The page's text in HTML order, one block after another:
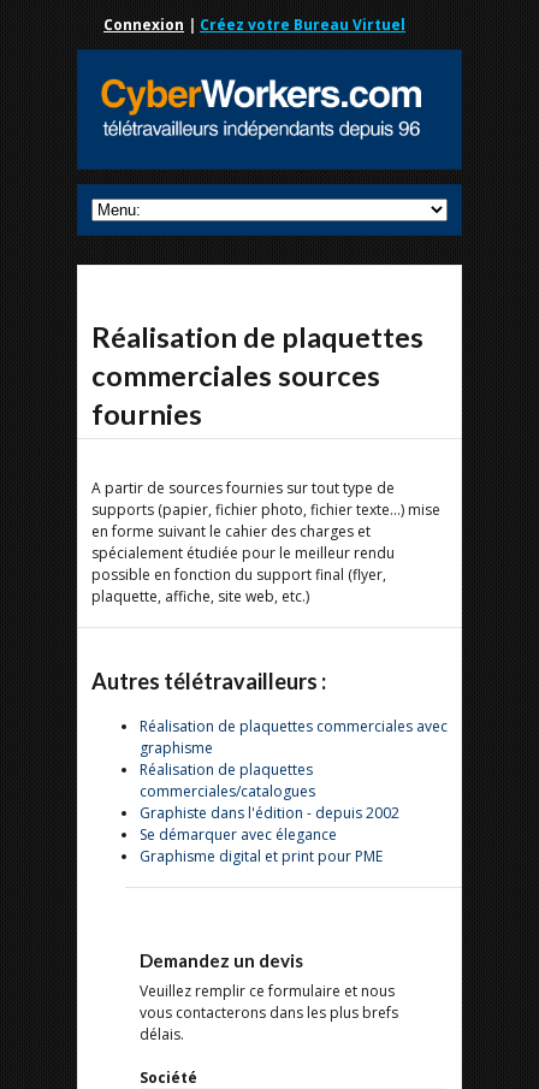
Connexion | Créez votre Bureau Virtuel
Réalisation de plaquettes
commerciales sources
fournies
A partir de sources fournies sur tout type de
supports (papier, fichier photo, fichier texte...) mise
en forme suivant le cahier des charges et
spécialement étudiée pour le meilleur rendu
possible en fonction du support final (flyer,
plaquette, affiche, site web, etc.)
Autres télétravailleurs :
Réalisation de plaquettes commerciales avec
graphisme
Réalisation de plaquettes
commerciales/catalogues
Graphiste dans l'édition - depuis 2002
Se démarquer avec élegance
Graphisme digital et print pour PME
Demandez un devis
Veuillez remplir ce formulaire et nous
vous contacterons dans les plus brefs
délais.
Société